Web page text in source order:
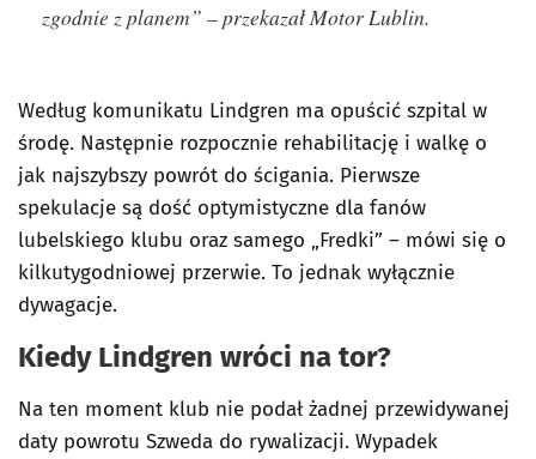
zgodnie z planem” – przekazał Motor Lublin.
Według komunikatu Lindgren ma opuścić szpital w
środę. Następnie rozpocznie rehabilitację i walkę o
jak najszybszy powrót do ścigania. Pierwsze
spekulacje są dość optymistyczne dla fanów
lubelskiego klubu oraz samego „Fredki” – mówi się o
kilkutygodniowej przerwie. To jednak wyłącznie
dywagacje.
Kiedy Lindgren wróci na tor?
Na ten moment klub nie podał żadnej przewidywanej
daty powrotu Szweda do rywalizacji. Wypadek